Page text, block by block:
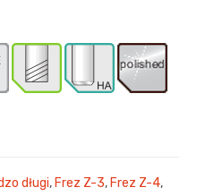
długi, Frez Z-3, Frez Z-4,